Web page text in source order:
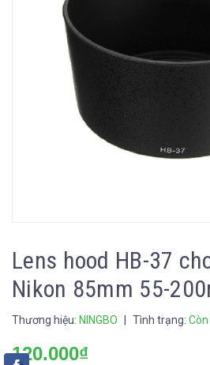
Lens hood HB-37
Nikon 85mm 55-
Thương hiệu: NINGBO Tình trạng:
120.000₫